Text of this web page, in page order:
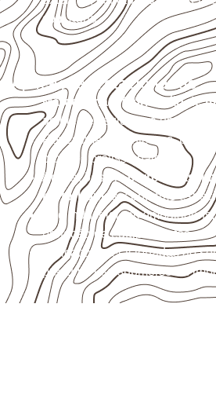
com água.
Aplicações relacionadas
Marcenaria e fabricação de
ambientes sujeitos à umidade.
Revestimentos internos,
projetos profissionais.
Aplicações emcarrocerias,
motorhomes, conforme
Uso industrial em
proteção de equipamentos.
Aplicações relacionadas ao
presumir uso submerso ou